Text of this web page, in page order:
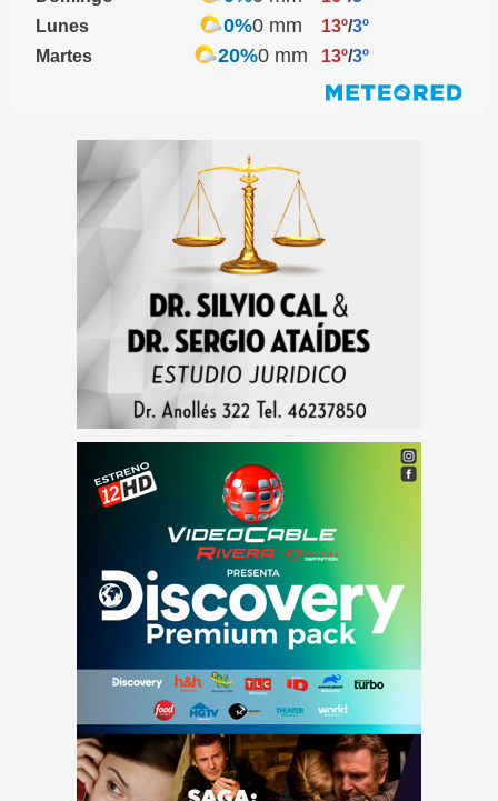
Lunes
0%0 mm 13º/3º
Martes
20%0 mm 13º/3º